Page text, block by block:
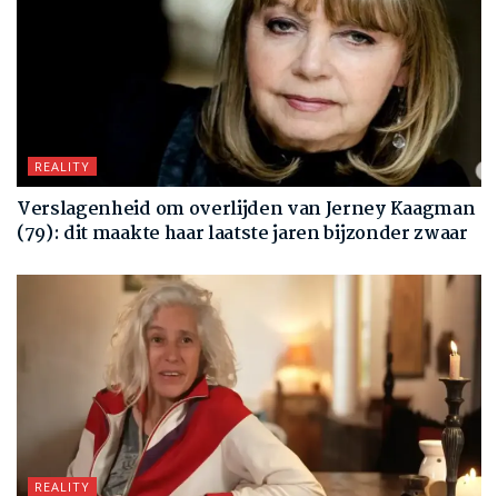
REALITY
Verslagenheid om overlijden van Jerney Kaagman
(79): dit maakte haar laatste jaren bijzonder zwaar
REALITY